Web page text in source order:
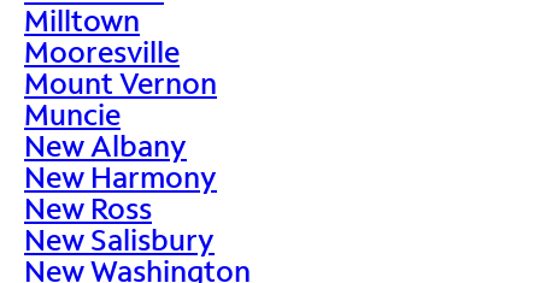
Milltown
Mooresville
Mount Vernon
Muncie
New Albany
New Harmony
New Ross
New Salisbury
New Washington